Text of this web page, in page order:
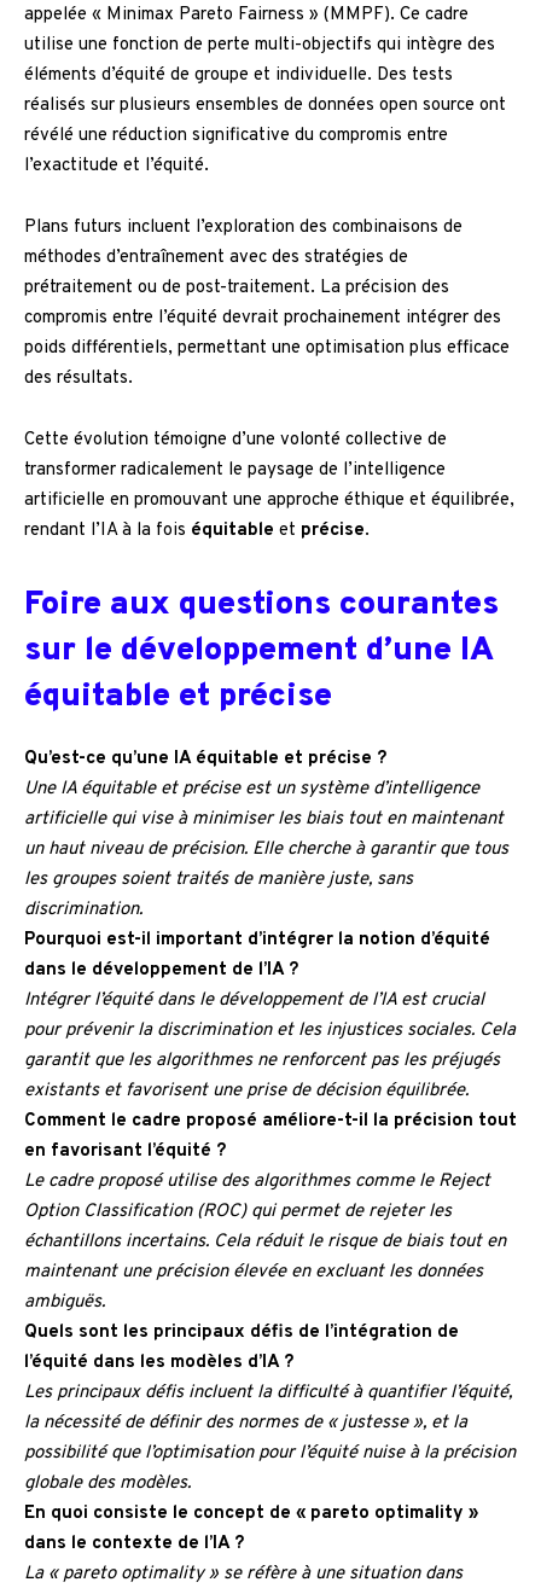
appelée « Minimax Pareto Fairness » (MMPF). Ce cadre
utilise une fonction de perte multi-objectifs qui intègre des
éléments d’équité de groupe et individuelle. Des tests
réalisés sur plusieurs ensembles de données open source ont
révélé une réduction significative du compromis entre
l’exactitude et l’équité.
Plans futurs incluent l’exploration des combinaisons de
méthodes d’entraînement avec des stratégies de
prétraitement ou de post-traitement. La précision des
compromis entre l’équité devrait prochainement intégrer des
poids différentiels, permettant une optimisation plus efficace
des résultats.
Cette évolution témoigne d’une volonté collective de
transformer radicalement le paysage de l’intelligence
artificielle en promouvant une approche éthique et équilibrée,
rendant l’IA à la fois équitable et précise.
Foire aux questions courantes
sur le développement d’une IA
équitable et précise
Qu’est-ce qu’une IA équitable et précise ?
Une IA équitable et précise est un système d’intelligence
artificielle qui vise à minimiser les biais tout en maintenant
un haut niveau de précision. Elle cherche à garantir que tous
les groupes soient traités de manière juste, sans
discrimination.
Pourquoi est-il important d’intégrer la notion d’équité
dans le développement de l’IA ?
Intégrer l’équité dans le développement de l’IA est crucial
pour prévenir la discrimination et les injustices sociales. Cela
garantit que les algorithmes ne renforcent pas les préjugés
existants et favorisent une prise de décision équilibrée.
Comment le cadre proposé améliore-t-il la précision tout
en favorisant l’équité ?
Le cadre proposé utilise des algorithmes comme le Reject
Option Classification (ROC) qui permet de rejeter les
échantillons incertains. Cela réduit le risque de biais tout en
maintenant une précision élevée en excluant les données
ambiguës.
Quels sont les principaux défis de l’intégration de
l’équité dans les modèles d’IA ?
Les principaux défis incluent la difficulté à quantifier l’équité,
la nécessité de définir des normes de « justesse », et la
possibilité que l’optimisation pour l’équité nuise à la précision
globale des modèles.
En quoi consiste le concept de « pareto optimality »
dans le contexte de l’IA ?
La « pareto optimality » se réfère à une situation dans